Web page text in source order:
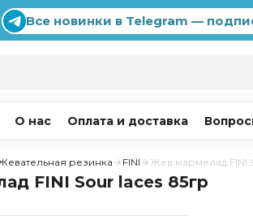
Все новинки в Telegram —
О нас Оплата и доставка
резинка FINI Жев.мармелад FINI
FINI Sour laces 85гр